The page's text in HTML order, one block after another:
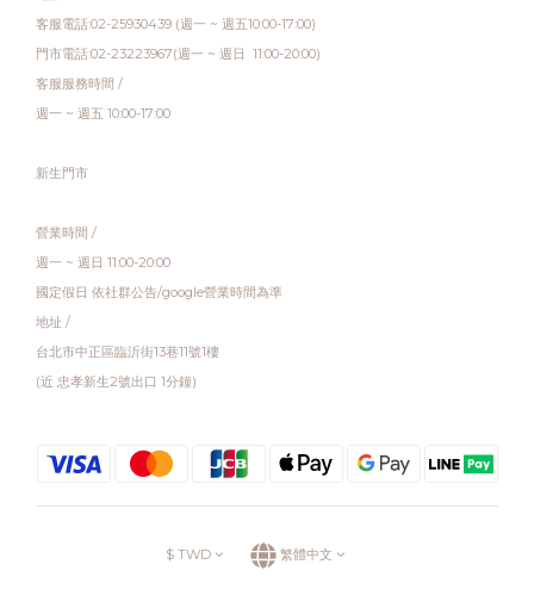
客服電話:02-25930439 (週一 ~ 週五10:00-17:00)
門市電話:02-23223967(週一 ~ 週日 11:00-20:00)
客服服務時間 /
週一 ~ 週五 10:00-17:00
新生門市
營業時間 /
週一 ~ 週日 11:00-20:00
國定假日 依社群公告/google營業時間為準
地址 /
台北市中正區臨沂街13巷11號1樓
(近 忠孝新生2號出口 1分鐘)
$ TWD 繁體中文